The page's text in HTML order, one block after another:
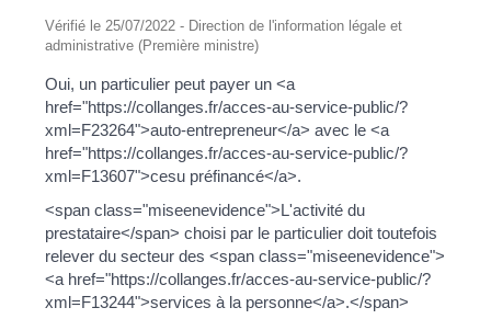
Vérifié le 25/07/2022 - Direction de l'information légale et
administrative (Première ministre)
Oui, un particulier peut payer un <a
href="https://collanges.fr/acces-au-service-public/?
xml=F23264">auto-entrepreneur</a> avec le <a
href="https://collanges.fr/acces-au-service-public/?
xml=F13607">cesu préfinancé</a>.
<span class="miseenevidence">L'activité du
prestataire</span> choisi par le particulier doit toutefois
relever du secteur des <span class="miseenevidence">
<a href="https://collanges.fr/acces-au-service-public/?
xml=F13244">services à la personne</a>.</span>